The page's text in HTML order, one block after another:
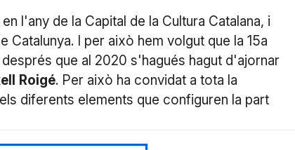
l'any de la Capital de la Cultura Catalana, i
Catalunya. I per això hem volgut que la 15a
que al 2020 s'hagués hagut d'ajornar
Roigé. Per això ha convidat a tota la
diferents elements que configuren la part